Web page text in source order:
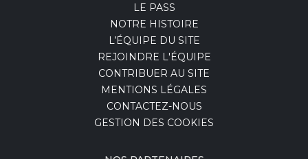
LE PASS
NOTRE HISTOIRE
L’ÉQUIPE DU SITE
REJOINDRE L'ÉQUIPE
CONTRIBUER AU SITE
MENTIONS LÉGALES
CONTACTEZ-NOUS
GESTION DES COOKIES